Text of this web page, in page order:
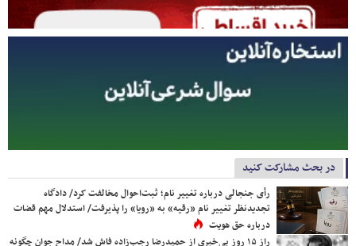
در بحث مشارکت کنید
رأی جنجالی درباره تغییر نام؛ ثبت‌احوال مخالفت کرد/ دادگاه
تجدیدنظر تغییر نام «رقیه» به «رویا» را پذیرفت/ استدلال مهم قضات
درباره حق هویت
راز ۱۵ روز بی‌خبری از حمیدرضا رجب‌زاده فاش شد/ مداح جوان چگونه